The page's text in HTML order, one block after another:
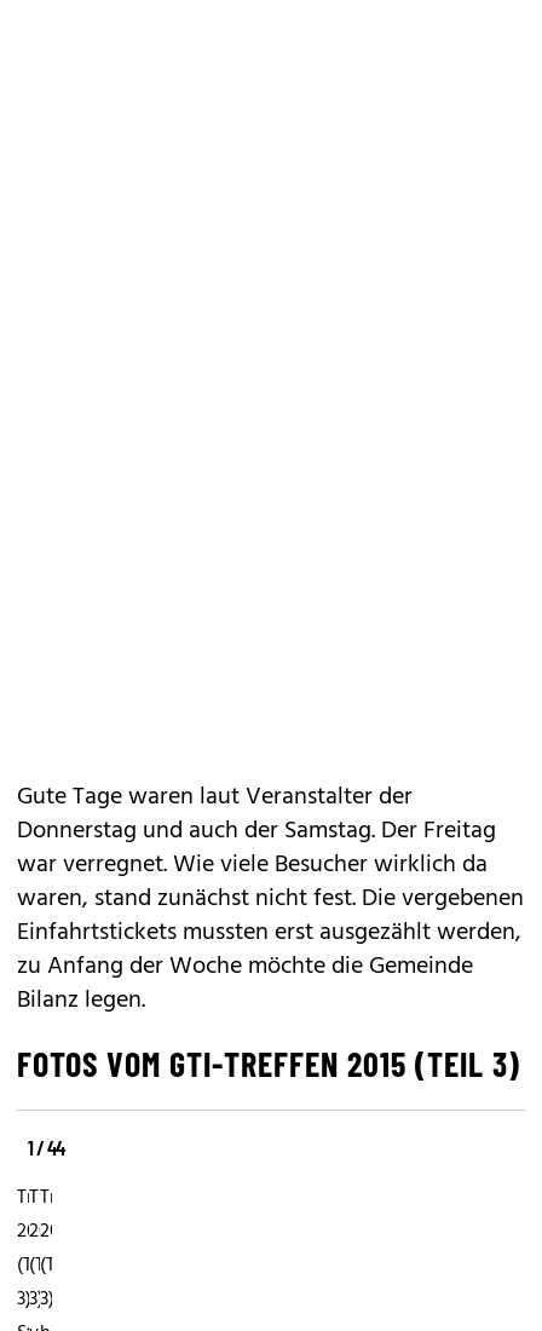
Gute Tage waren laut Veranstalter der
Donnerstag und auch der Samstag. Der Freitag
war verregnet. Wie viele Besucher wirklich da
waren, stand zunächst nicht fest. Die vergebenen
Einfahrtstickets mussten erst ausgezählt werden,
zu Anfang der Woche möchte die Gemeinde
Bilanz legen.
FOTOS VOM GTI-TREFFEN 2015 (TEIL 3)
1 / 44
GTI-
Treffen
2015
(Teil
3)Die
GTI-
Treffen
2015
(Teil
3)Den
GTI-
Treffen
2015
(Teil
3)Da